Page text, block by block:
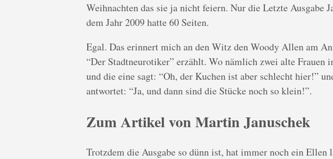
Weihnachten das sie ja nicht feiern. Nur die Letzte Ausgabe
dem Jahr 2009 hatte 60 Seiten.
Egal. Das erinnert mich an den Witz den Woody Allen am
“Der Stadtneurotiker” erzählt. Wo nämlich zwei alte Frauen
und die eine sagt: “Oh, der Kuchen ist aber schlecht hier!”
antwortet: “Ja, und dann sind die Stücke noch so klein!”.
Zum Artikel von Martin Januschek
Trotzdem die Ausgabe so dünn ist, hat immer noch ein Ellen